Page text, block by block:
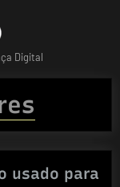
Digital
usado para